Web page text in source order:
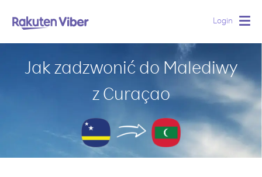
Login
Jak zadzwonić do Malediwy
z Curaçao